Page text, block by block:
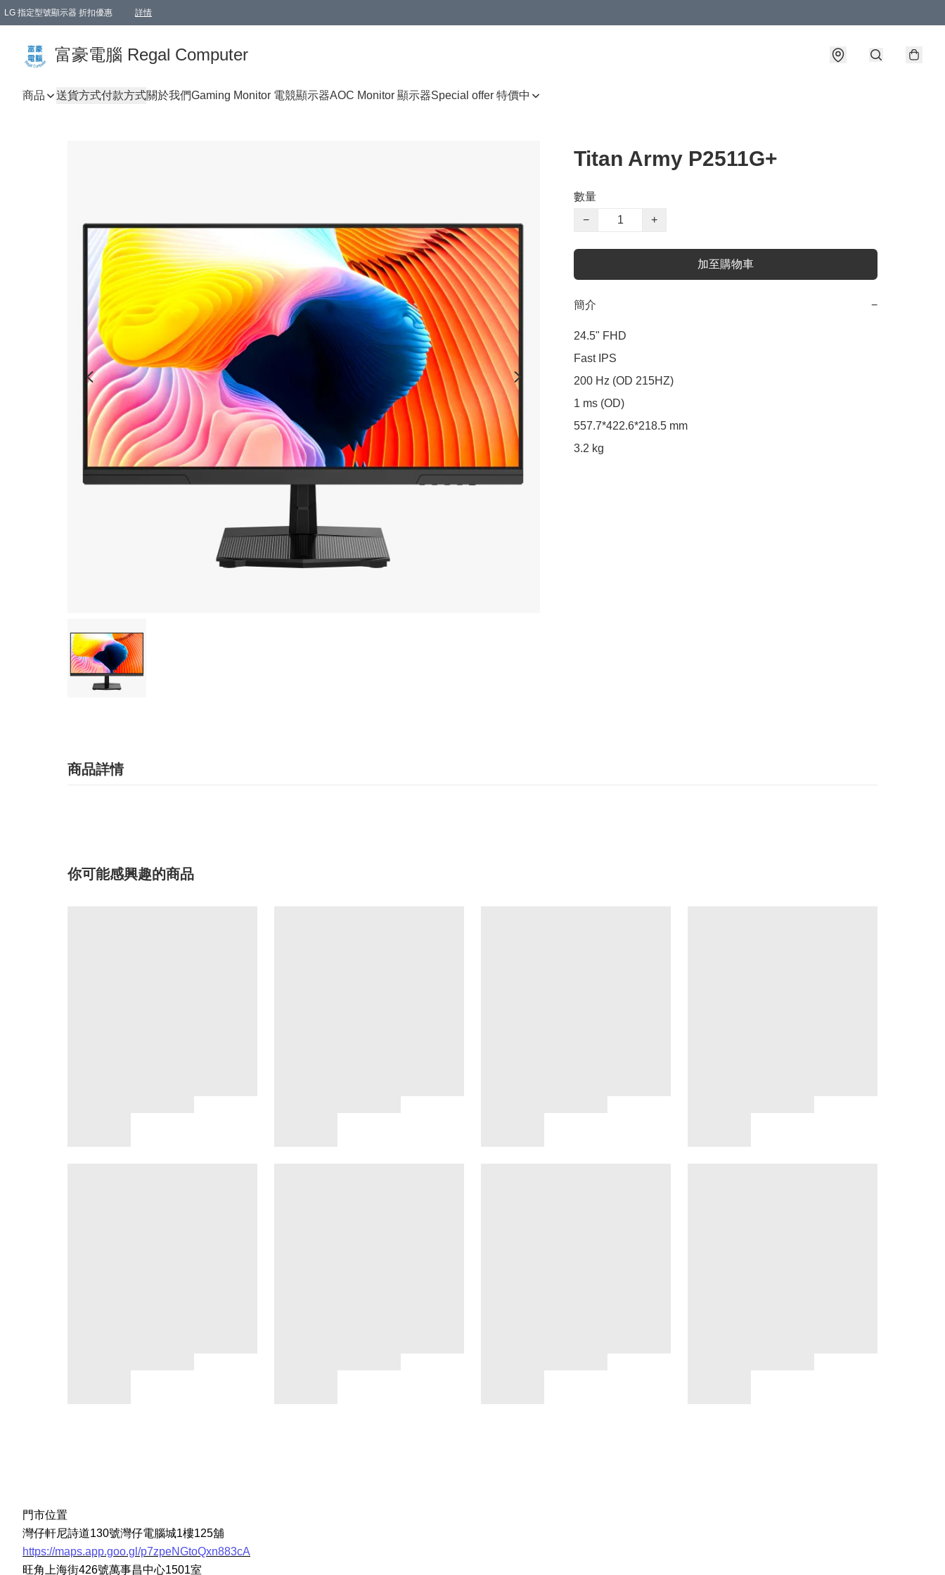
LG 指定型號顯示器 折扣優惠 詳情
富豪電腦 Regal Computer
商品 送貨方式付款方式關於我們Gaming Monitor 電競顯示器AOC Monitor 顯示器Special offer 特價中
Titan Army P2511G+
數量
−
+
加至購物車
簡介 −
24.5" FHD
Fast IPS
200 Hz (OD 215HZ)
1 ms (OD)
557.7*422.6*218.5 mm
3.2 kg
商品詳情
你可能感興趣的商品
門市位置
灣仔軒尼詩道130號灣仔電腦城1樓125舖
https://maps.app.goo.gl/p7zpeNGtoQxn883cA
旺角上海街426號萬事昌中心1501室